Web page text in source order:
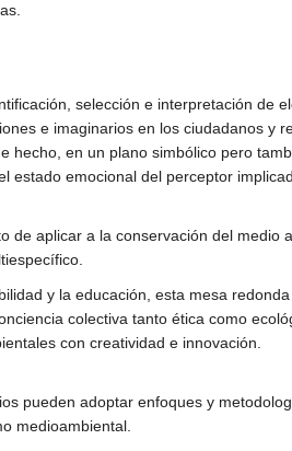
selección e interpretación de
e imaginarios en los ciudadanos y
hecho, en un plano simbólico pero
estado emocional del perceptor
de aplicar a la conservación del medio
y la educación, esta mesa
colectiva tanto ética como
con creatividad e innovación.
pueden adoptar enfoques y
medioambiental.